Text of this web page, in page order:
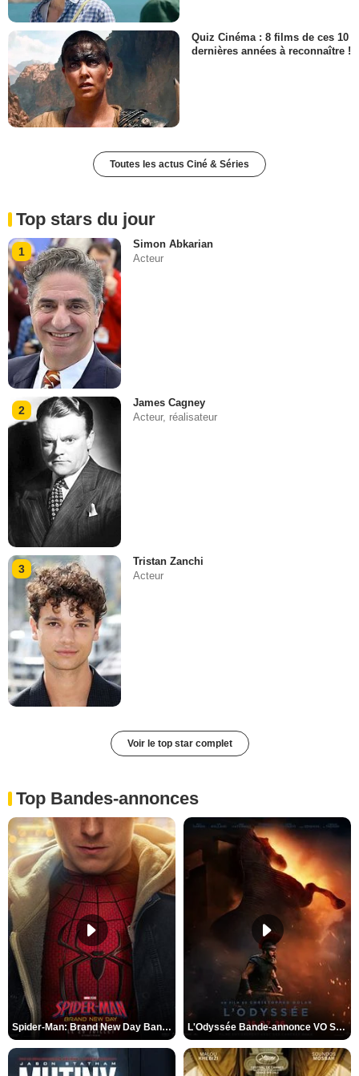
Quiz Cinéma : 8 films de ces 10
dernières années à reconnaître !
Toutes les actus Ciné & Séries
Top stars du jour
1
Simon Abkarian
Acteur
2
James Cagney
Acteur, réalisateur
3
Tristan Zanchi
Acteur
Voir le top star complet
Top Bandes-annonces
Spider-Man: Brand New Day Bande-annonce VO STFR L'Odyssée Bande-annonce VO STFR